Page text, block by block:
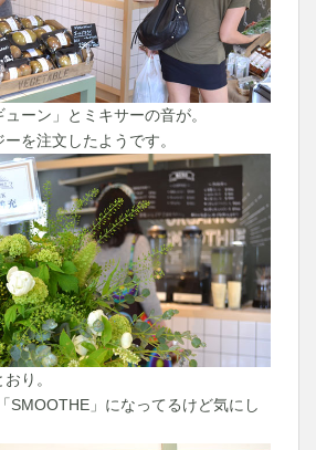
ーン」とミキサーの音が。
を注文したようです。
り。
SMOOTHE」になってるけど気にし